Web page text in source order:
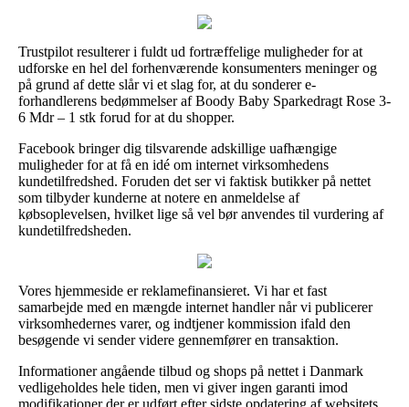
Trustpilot resulterer i fuldt ud fortræffelige muligheder for at
udforske en hel del forhenværende konsumenters meninger og
på grund af dette slår vi et slag for, at du sonderer e-
forhandlerens bedømmelser af Boody Baby Sparkedragt Rose 3-
6 Mdr – 1 stk forud for at du shopper.
Facebook bringer dig tilsvarende adskillige uafhængige
muligheder for at få en idé om internet virksomhedens
kundetilfredshed. Foruden det ser vi faktisk butikker på nettet
som tilbyder kunderne at notere en anmeldelse af
købsoplevelsen, hvilket lige så vel bør anvendes til vurdering af
kundetilfredsheden.
Vores hjemmeside er reklamefinansieret. Vi har et fast
samarbejde med en mængde internet handler når vi publicerer
virksomhedernes varer, og indtjener kommission ifald den
besøgende vi sender videre gennemfører en transaktion.
Informationer angående tilbud og shops på nettet i Danmark
vedligeholdes hele tiden, men vi giver ingen garanti imod
modifikationer der er udført efter sidste opdatering af websitets